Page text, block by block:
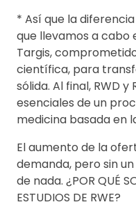
* Así que la
que llevamos a cabo
Targis,
científica, para
sólida. Al final, RWD
esenciales de un
medicina basada en
El aumento de la
demanda, pero sin
de nada. ¿POR QUÉ
ESTUDIOS DE RWE?